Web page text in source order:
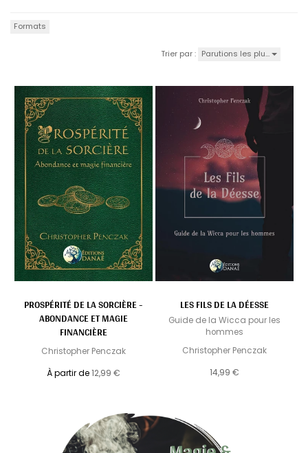
Formats
Trier par : Parutions les plu…
PROSPÉRITÉ DE LA SORCIÈRE -
ABONDANCE ET MAGIE
FINANCIÈRE
Christopher Penczak
À partir de12,99 €
LES FILS DE LA DÉESSE
Guide de la Wicca pour les
hommes
Christopher Penczak
14,99 €